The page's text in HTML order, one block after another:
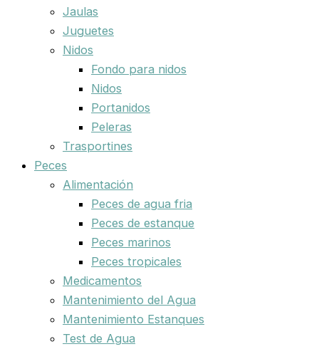
Jaulas
Juguetes
Nidos
Fondo para nidos
Nidos
Portanidos
Peleras
Trasportines
Peces
Alimentación
Peces de agua fria
Peces de estanque
Peces marinos
Peces tropicales
Medicamentos
Mantenimiento del Agua
Mantenimiento Estanques
Test de Agua